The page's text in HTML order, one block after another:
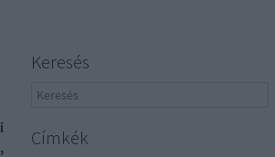
Keresés
Címkék